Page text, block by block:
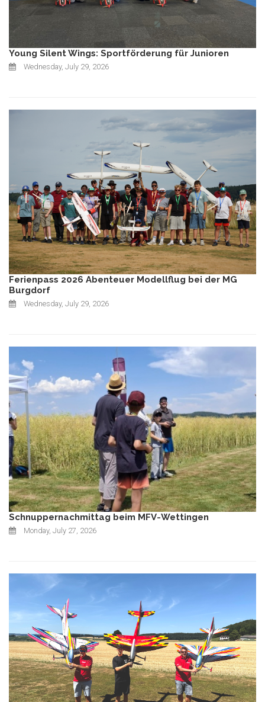
Young Silent Wings: Sportförderung für Junioren
Wednesday, July 29, 2026
Ferienpass 2026 Abenteuer Modellflug bei der MG
Burgdorf
Wednesday, July 29, 2026
Schnuppernachmittag beim MFV-Wettingen
Monday, July 27, 2026